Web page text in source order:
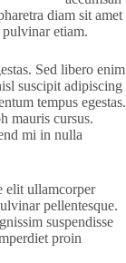
diam sit amet
etiam.
Sed libero enim
suscipit adipiscing
tempus egestas.
mauris cursus.
mi in nulla
elit ullamcorper
pellentesque.
suspendisse
proin